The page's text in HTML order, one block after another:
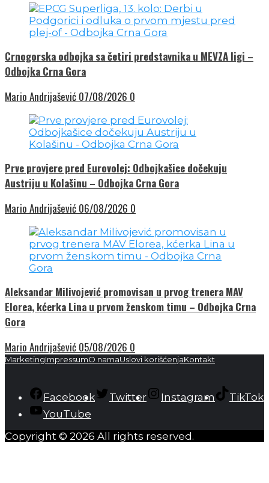
Crnogorska odbojka sa četiri predstavnika u MEVZA ligi –
Odbojka Crna Gora
Mario Andrijašević 07/08/2026 0
Prve provjere pred Eurovolej: Odbojkašice dočekuju
Austriju u Kolašinu – Odbojka Crna Gora
Mario Andrijašević 06/08/2026 0
Aleksandar Milivojević promovisan u prvog trenera MAV
Elorea, kćerka Lina u prvom ženskom timu – Odbojka Crna
Gora
Mario Andrijašević 05/08/2026 0
MarketingImpressumO namaUslovi korišćenjaKontakt
Facebook Twitter Instagram
TikTok
YouTube
Copyright © 2026 All rights reserved.